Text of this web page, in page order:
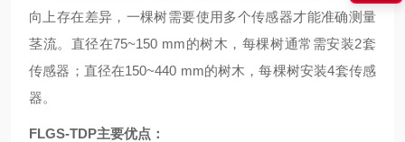
向上存在差异，一棵树需要使用多个传感器才能准确测量
茎流。直径在75~150 mm的树木，每棵树通常需安装2套
传感器；直径在150~440 mm的树木，每棵树安装4套传感
器。
FLGS-TDP主要优点 ：